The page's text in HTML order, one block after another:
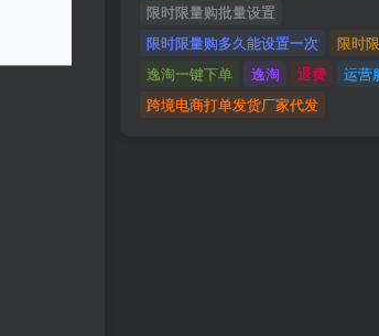
限时限量购批量设置
限时限量购多久能设置一次
限时
逸淘一键下单
逸淘 退费
运营
跨境电商打单发货厂家代发